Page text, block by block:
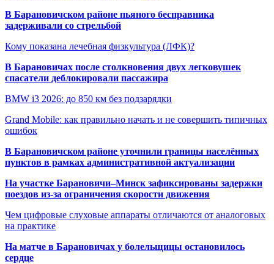
В Барановичском районе пьяного бесправника
задерживали со стрельбой
Кому показана лечебная физкультура (ЛФК)?
В Барановичах после столкновения двух легковушек
спасатели деблокировали пассажира
BMW i3 2026: до 850 км без подзарядки
Grand Mobile: как правильно начать и не совершить типичных
ошибок
В Барановичском районе уточнили границы населённых
пунктов в рамках административной актуализации
На участке Барановичи–Минск зафиксированы задержки
поездов из-за ограничения скорости движения
Чем цифровые слуховые аппараты отличаются от аналоговых
на практике
На матче в Барановичах у болельщицы остановилось
сердце